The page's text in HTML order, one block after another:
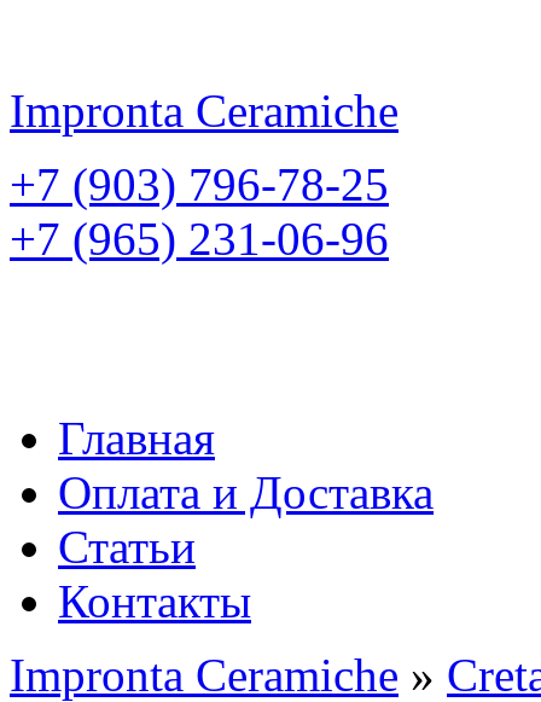
Impronta Ceramiche
+7 (903) 796-78-25
+7 (965) 231-06-96
Главная
Оплата и Доставка
Статьи
Контакты
Impronta Ceramiche »